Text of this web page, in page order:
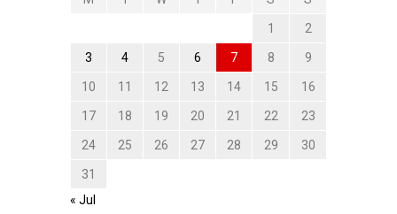
1 2
3 4 5 6 7 8 9
10 11 12 13 14 15 16
17 18 19 20 21 22 23
24 25 26 27 28 29 30
31
« Jul